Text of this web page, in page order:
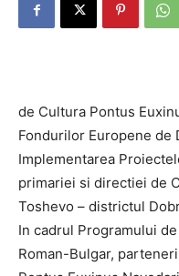
de Cultura Pontus
Fondurilor Europene de
Implementarea
primariei si directiei de
Toshevo – districtul
In cadrul Programului
Roman-Bulgar,